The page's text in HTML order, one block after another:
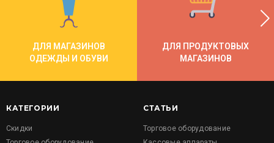
ДЛЯ МАГАЗИНОВ
ОДЕЖДЫ И ОБУВИ
ДЛЯ ПРОДУКТОВЫХ
МАГАЗИНОВ
КАТЕГОРИИ
Скидки
СТАТЬИ
Торговое оборудование